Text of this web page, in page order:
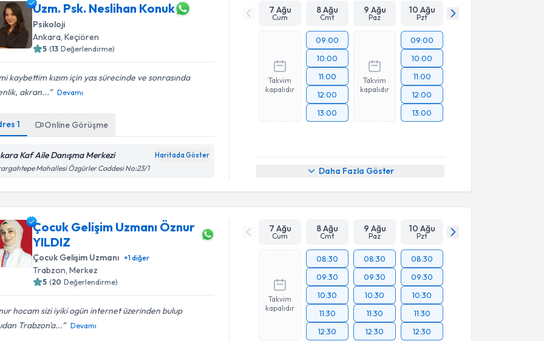
Uzm. Psk. Neslihan Konuk
Psikoloji
Ankara ,Keçiören
5 (13 Değerlendirme)
kaybettim kızım için yas sürecinde ve sonrasında
akran...
Devamı
1 Online Görüşme
Kaf Aile Danışma Merkezi Haritada Göster
Mahallesi Özgürler Caddesi No:23/1
7 Ağu
Cum
8 Ağu
Cmt
9 Ağu
Paz
10 Ağu
Pzt
Takvim
kapalıdır
09:00
10:00
11:00
12:00
13:00
Takvim
kapalıdır
09:00
10:00
11:00
12:00
13:00
Daha Fazla Göster
Çocuk Gelişim Uzmanı Öznur
YILDIZ
Çocuk Gelişim Uzmanı +1diğer
Trabzon,Merkez
5 (20 Değerlendirme)
hocam sizi iyiki ogün internet üzerinden bulup
Trabzon'a...
Devamı
7 Ağu
Cum
8 Ağu
Cmt
9 Ağu
Paz
10 Ağu
Pzt
Takvim
kapalıdır
08:30
09:30
10:30
11:30
12:30
08:30
09:30
10:30
11:30
12:30
08:30
09:30
10:30
11:30
12:30